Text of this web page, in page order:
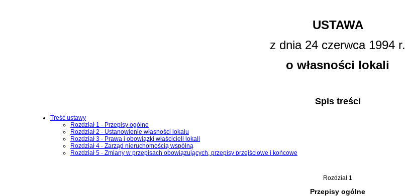
USTAWA
z dnia 24 czerwca 1994 r.
o własności lokali
Spis treści
Treść ustawy
Rozdział 1 - Przepisy ogólne
Rozdział 2 - Ustanowienie własności lokalu
Rozdział 3 - Prawa i obowiązki właścicieli lokali
Rozdział 4 - Zarząd nieruchomością wspólną
Rozdział 5 - Zmiany w przepisach obowiązujących, przepisy przejściowe i końcowe
Rozdział 1
Przepisy ogólne